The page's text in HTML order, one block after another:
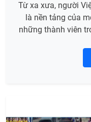
Từ xa xưa, người
là nền tảng của
những thành viên